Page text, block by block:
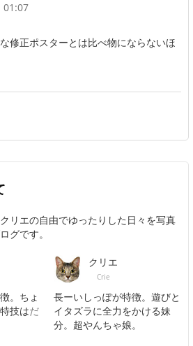
01:07
修正ポスターとは比べ物にならないほ
リエの自由でゆったりした日々を写真
グです。
。ちょ
技はだ
クリエ
Crie
長ーいしっぽが特徴。遊びと
イタズラに全力をかける妹
分。超やんちゃ娘。